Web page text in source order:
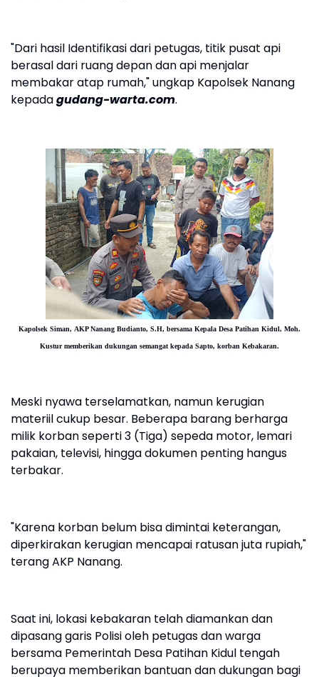
"Dari hasil Identifikasi dari petugas, titik pusat api
berasal dari ruang depan dan api menjalar
membakar atap rumah," ungkap Kapolsek Nanang
kepadagudang-warta.com.
Kapolsek Siman, AKP Nanang Budianto, S.H, bersama Kepala Desa Patihan Kidul, Moh.
Kustur memberikan dukungan semangat kepada Sapto, korban Kebakaran.
Meski nyawa terselamatkan, namun kerugian
materiil cukup besar. Beberapa barang berharga
milik korban seperti 3 (Tiga) sepeda motor, lemari
pakaian, televisi, hingga dokumen penting hangus
terbakar.
"Karena korban belum bisa dimintai keterangan,
diperkirakan kerugian mencapai ratusan juta rupiah,"
terang AKP Nanang.
Saat ini, lokasi kebakaran telah diamankan dan
dipasang garis Polisi oleh petugas dan warga
bersama Pemerintah Desa Patihan Kidul tengah
berupaya memberikan bantuan dan dukungan bagi